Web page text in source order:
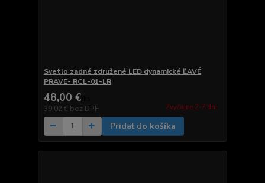
Svetlo zadné združené LED dynamické ĽAVÉ
PRAVE- RCL-01-LR
48,00 €
39,02 € bez DPH Zvyčajne 2-7 dni.
Pridať do košíka